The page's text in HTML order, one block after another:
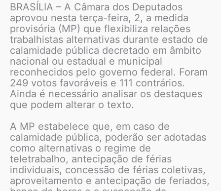
BRASÍLIA – A Câmara dos Deputados
aprovou nesta terça-feira, 2, a medida
provisória (MP) que flexibiliza relações
trabalhistas alternativas durante estado de
calamidade pública decretado em âmbito
nacional ou estadual e municipal
reconhecidos pelo governo federal. Foram
249 votos favoráveis e 111 contrários.
Ainda é necessário analisar os destaques
que podem alterar o texto.
A MP estabelece que, em caso de
calamidade pública, poderão ser adotadas
como alternativas o regime de
teletrabalho, antecipação de férias
individuais, concessão de férias coletivas,
aproveitamento e antecipação de feriados,